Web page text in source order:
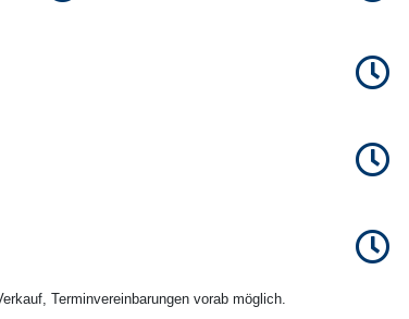
Terminvereinbarungen vorab möglich.